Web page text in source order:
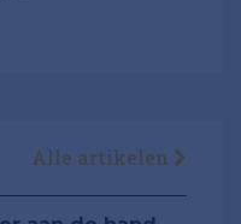
Alle artikelen